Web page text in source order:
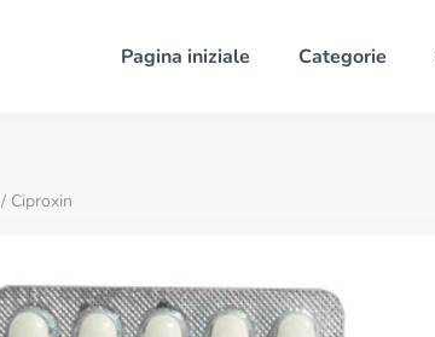
Pagina iniziale Categorie
/ Ciproxin